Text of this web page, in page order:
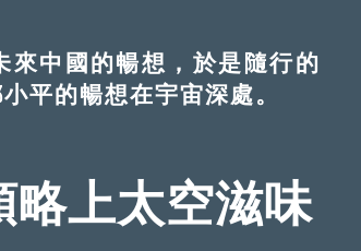
中國的暢想，於是隨行的
平的暢想在宇宙深處。
略上太空滋味